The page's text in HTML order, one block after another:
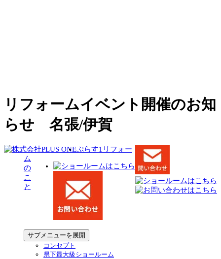
リフォームイベント開催のお知
らせ 名張/伊賀
ぷらす1リフォー
ム
の
こ
と
サブメニューを展開
コンセプト
県下最大級ショールーム